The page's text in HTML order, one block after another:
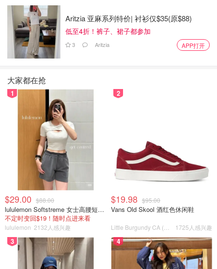
Aritzia 亚麻系列特价| 衬衫仅$35(原$88)
低至4折！裤子、裙子都参加
3 Aritzia APP打开
大家都在抢
1
$29.00 $88.00
lululemon Softstreme 女士高腰短裤 10cm
不定时变回$19！随时点进来看
lululemon 2132人感兴趣
2
$19.98 $95.00
Vans Old Skool 酒红色休闲鞋
1725人感兴趣
3 4